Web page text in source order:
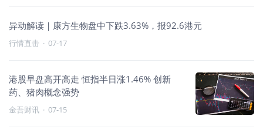
异动解读｜康方生物盘中下跌3.63%，报92.6港元
行情直击 · 07-17
港股早盘高开高走 恒指半日涨1.46% 创新
药、猪肉概念强势
金吾财讯 · 07-15